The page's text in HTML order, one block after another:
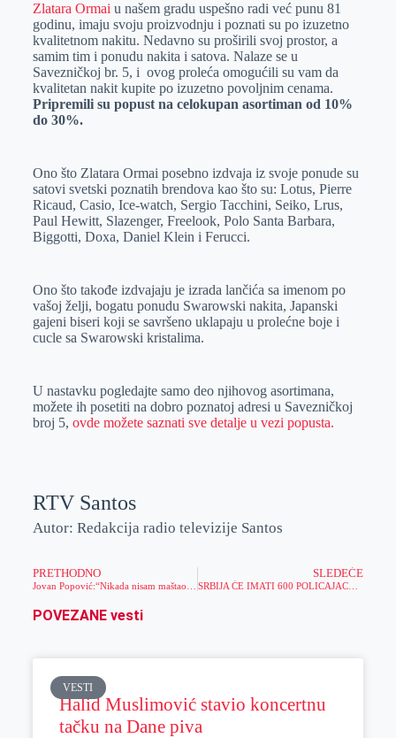
r
n
A
p
p
i
l
Zlatara Ormai u našem gradu uspešno radi već punu 81
godinu, imaju svoju proizvodnju i poznati su po izuzetno
kvalitetnom nakitu. Nedavno su proširili svoj prostor, a
samim tim i ponudu nakita i satova. Nalaze se u
Savezničkoj br. 5, i ovog proleća omogućili su vam da
kvalitetan nakit kupite po izuzetno povoljnim cenama.
Pripremili su popust na celokupan asortiman od 10%
do 30%.
Ono što Zlatara Ormai posebno izdvaja iz svoje ponude su
satovi svetski poznatih brendova kao što su: Lotus, Pierre
Ricaud, Casio, Ice-watch, Sergio Tacchini, Seiko, Lrus,
Paul Hewitt, Slazenger, Freelook, Polo Santa Barbara,
Biggotti, Doxa, Daniel Klein i Ferucci.
Ono što takođe izdvajaju je izrada lančića sa imenom po
vašoj želji, bogatu ponudu Swarowski nakita, Japanski
gajeni biseri koji se savršeno uklapaju u prolećne boje i
cucle sa Swarowski kristalima.
U nastavku pogledajte samo deo njihovog asortimana,
možete ih posetiti na dobro poznatoj adresi u Savezničkoj
broj 5, ovde možete saznati sve detalje u vezi popusta.
RTV Santos
Autor: Redakcija radio televizije Santos
PRETHODNO SLEDEĆE
POVEZANE vesti
VESTI
Halid Muslimović stavio koncertnu
tačku na Dane piva